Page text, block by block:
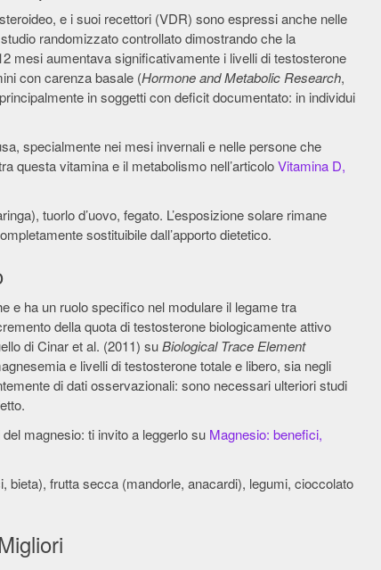
e i suoi recettori (VDR) sono espressi anche nelle
randomizzato controllato dimostrando che la
mesi aumentava significativamente i livelli di testosterone
con carenza basale (Hormone and Metabolic Research,
in soggetti con deficit documentato: in individui
specialmente nei mesi invernali e nelle persone che
questa vitamina e il metabolismo nell’articoloVitamina D,
tuorlo d’uovo, fegato. L’esposizione solare rimane
sostituibile dall’apporto dietetico.
e ha un ruolo specifico nel modulare il legame tra
della quota di testosterone biologicamente attivo
di Cinar et al. (2011) suBiological Trace Element
e livelli di testosterone totale e libero, sia negli
di dati osservazionali: sono necessari ulteriori studi
magnesio: ti invito a leggerlo su Magnesio: benefici,
bieta), frutta secca (mandorle, anacardi), legumi, cioccolato